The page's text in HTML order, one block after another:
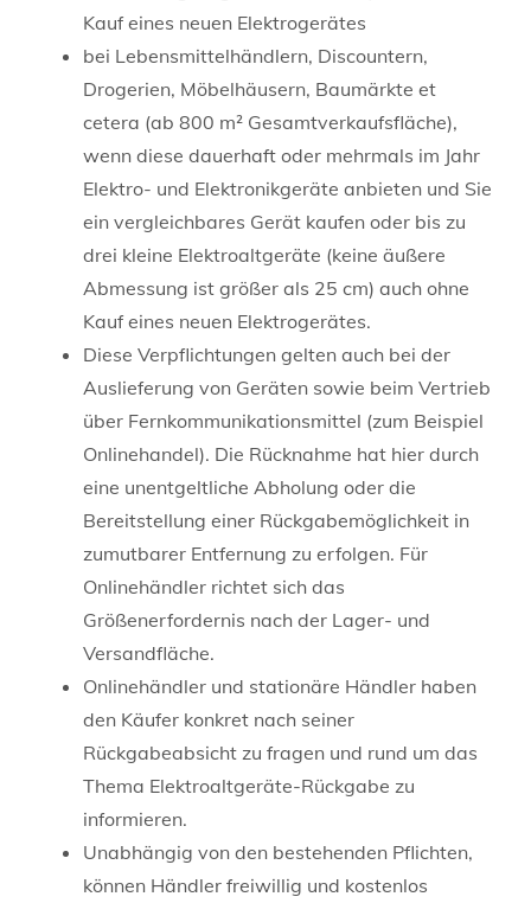
Kauf eines neuen Elektrogerätes
bei Lebensmittelhändlern, Discountern,
Drogerien, Möbelhäusern, Baumärkte et
cetera (ab 800 m² Gesamtverkaufsfläche),
wenn diese dauerhaft oder mehrmals im Jahr
Elektro- und Elektronikgeräte anbieten und Sie
ein vergleichbares Gerät kaufen oder bis zu
drei kleine Elektroaltgeräte (keine äußere
Abmessung ist größer als 25 cm) auch ohne
Kauf eines neuen Elektrogerätes.
Diese Verpflichtungen gelten auch bei der
Auslieferung von Geräten sowie beim Vertrieb
über Fernkommunikationsmittel (zum Beispiel
Onlinehandel). Die Rücknahme hat hier durch
eine unentgeltliche Abholung oder die
Bereitstellung einer Rückgabemöglichkeit in
zumutbarer Entfernung zu erfolgen. Für
Onlinehändler richtet sich das
Größenerfordernis nach der Lager- und
Versandfläche.
Onlinehändler und stationäre Händler haben
den Käufer konkret nach seiner
Rückgabeabsicht zu fragen und rund um das
Thema Elektroaltgeräte-Rückgabe zu
informieren.
Unabhängig von den bestehenden Pflichten,
können Händler freiwillig und kostenlos